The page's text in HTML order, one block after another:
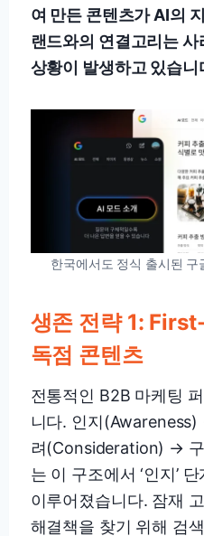
여 만든 콘텐츠가 AI의
랜드와의 연결고리는
상황이 발생하고 있습니
한국에서도 정식 출시된 구
생존 전략 1:
독점 콘텐츠
전통적인 B2B 마케팅
니다. 인지
려(Consideration) →
는 이 구조에서 ‘인지’
이루어졌습니다. 잠재
해결책을 찾기 위해 검